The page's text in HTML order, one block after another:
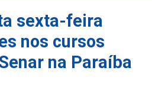
sexta-feira
nos cursos
na Paraíba